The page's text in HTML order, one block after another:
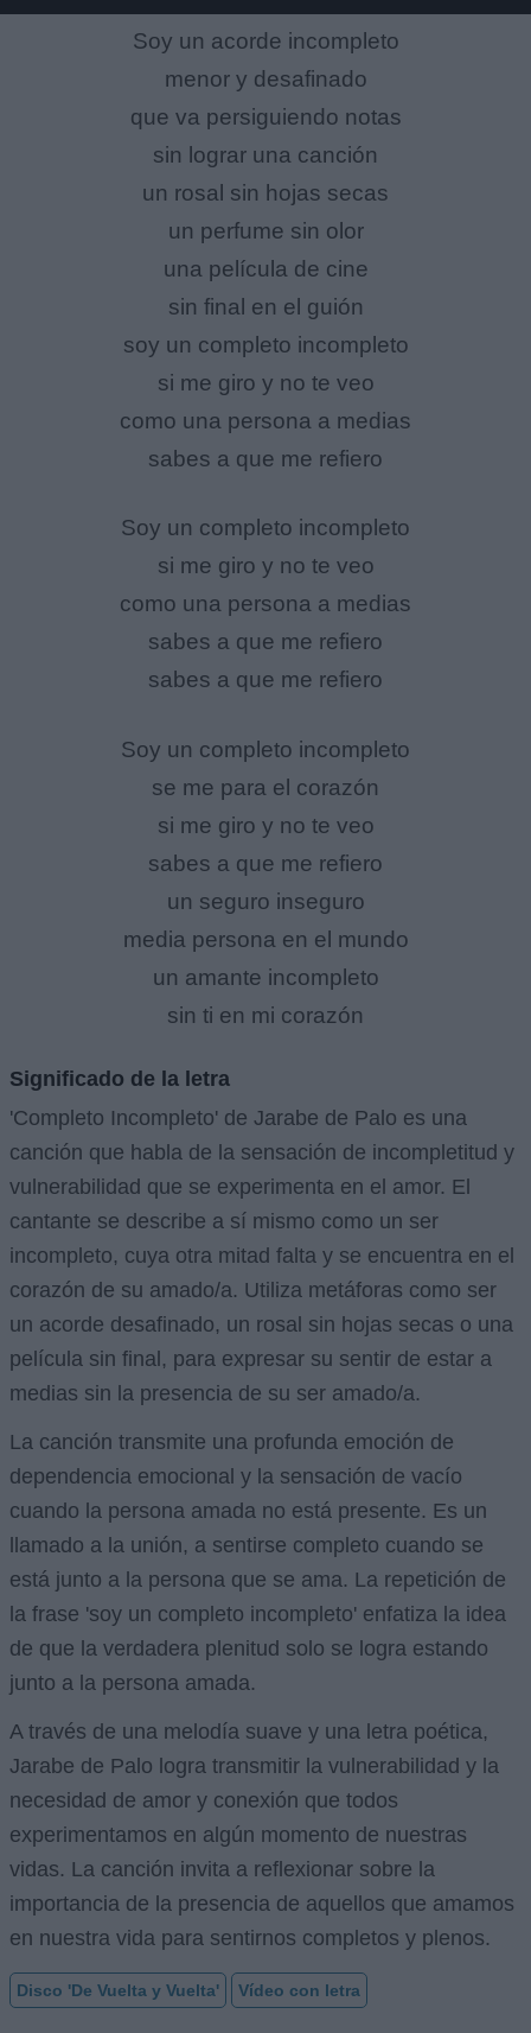
Soy un acorde incompleto
menor y desafinado
que va persiguiendo notas
sin lograr una canción
un rosal sin hojas secas
un perfume sin olor
una película de cine
sin final en el guión
soy un completo incompleto
si me giro y no te veo
como una persona a medias
sabes a que me refiero
Soy un completo incompleto
si me giro y no te veo
como una persona a medias
sabes a que me refiero
sabes a que me refiero
Soy un completo incompleto
se me para el corazón
si me giro y no te veo
sabes a que me refiero
un seguro inseguro
media persona en el mundo
un amante incompleto
sin ti en mi corazón
Significado de la letra
'Completo Incompleto' de Jarabe de Palo es una
canción que habla de la sensación de incompletitud y
vulnerabilidad que se experimenta en el amor. El
cantante se describe a sí mismo como un ser
incompleto, cuya otra mitad falta y se encuentra en el
corazón de su amado/a. Utiliza metáforas como ser
un acorde desafinado, un rosal sin hojas secas o una
película sin final, para expresar su sentir de estar a
medias sin la presencia de su ser amado/a.
La canción transmite una profunda emoción de
dependencia emocional y la sensación de vacío
cuando la persona amada no está presente. Es un
llamado a la unión, a sentirse completo cuando se
está junto a la persona que se ama. La repetición de
la frase 'soy un completo incompleto' enfatiza la idea
de que la verdadera plenitud solo se logra estando
junto a la persona amada.
A través de una melodía suave y una letra poética,
Jarabe de Palo logra transmitir la vulnerabilidad y la
necesidad de amor y conexión que todos
experimentamos en algún momento de nuestras
vidas. La canción invita a reflexionar sobre la
importancia de la presencia de aquellos que amamos
en nuestra vida para sentirnos completos y plenos.
Disco 'De Vuelta y Vuelta' Vídeo con letra